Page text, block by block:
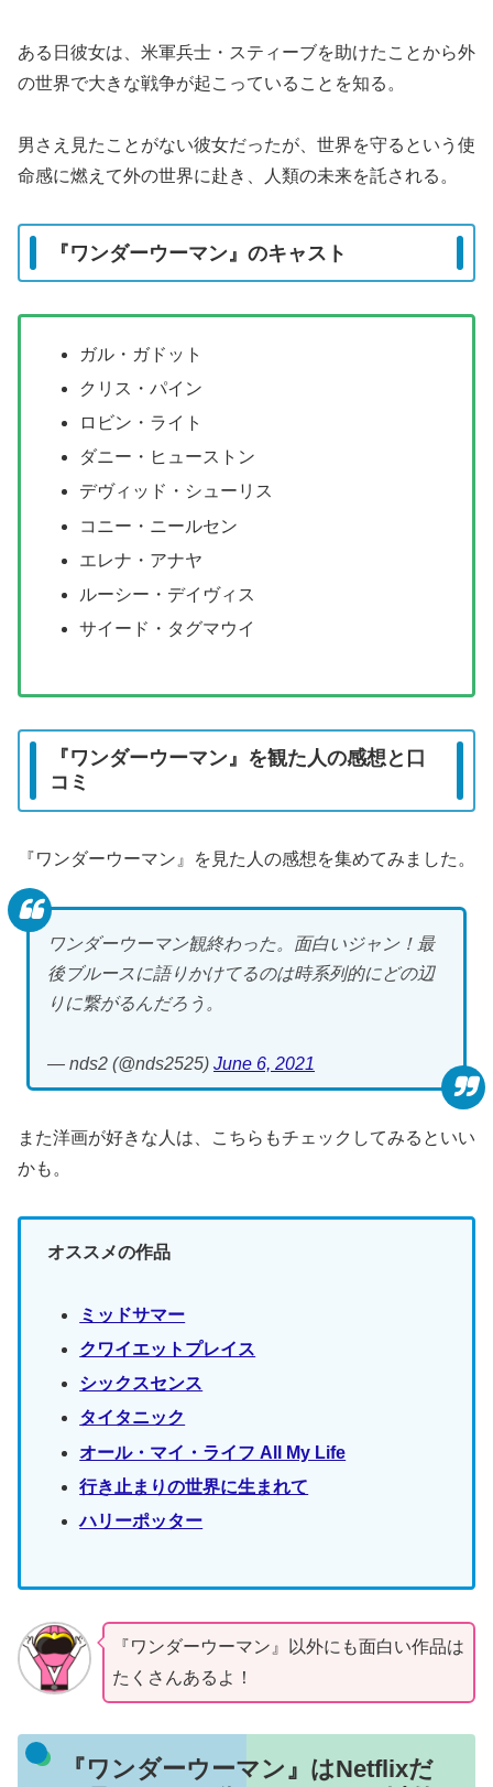
ある日彼女は、米軍兵士・スティーブを助けたことから外
の世界で大きな戦争が起こっていることを知る。
男さえ見たことがない彼女だったが、世界を守るという使
命感に燃えて外の世界に赴き、人類の未来を託される。
『ワンダーウーマン』のキャスト
ガル・ガドット
クリス・パイン
ロビン・ライト
ダニー・ヒューストン
デヴィッド・シューリス
コニー・ニールセン
エレナ・アナヤ
ルーシー・デイヴィス
サイード・タグマウイ
『ワンダーウーマン』を観た人の感想と口
コミ
『ワンダーウーマン』を見た人の感想を集めてみました。
ワンダーウーマン観終わった。面白いジャン！最
後ブルースに語りかけてるのは時系列的にどの辺
りに繋がるんだろう。
— nds2 (@nds2525) June 6, 2021
また洋画が好きな人は、こちらもチェックしてみるといい
かも。
オススメの作品
ミッドサマー
クワイエットプレイス
シックスセンス
タイタニック
オール・マイ・ライフ All My Life
行き止まりの世界に生まれて
ハリーポッター
『ワンダーウーマン』以外にも面白い作品は
たくさんあるよ！
『ワンダーウーマン』はNetflixだ